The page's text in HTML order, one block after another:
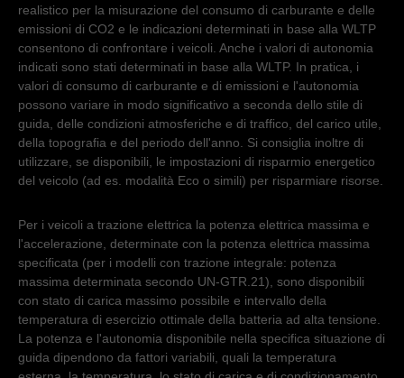
realistico per la misurazione del consumo di carburante e delle
emissioni di CO2 e le indicazioni determinati in base alla WLTP
consentono di confrontare i veicoli. Anche i valori di autonomia
indicati sono stati determinati in base alla WLTP. In pratica, i
valori di consumo di carburante e di emissioni e l'autonomia
possono variare in modo significativo a seconda dello stile di
guida, delle condizioni atmosferiche e di traffico, del carico utile,
della topografia e del periodo dell'anno. Si consiglia inoltre di
utilizzare, se disponibili, le impostazioni di risparmio energetico
del veicolo (ad es. modalità Eco o simili) per risparmiare risorse.
Per i veicoli a trazione elettrica la potenza elettrica massima e
l'accelerazione, determinate con la potenza elettrica massima
specificata (per i modelli con trazione integrale: potenza
massima determinata secondo UN-GTR.21), sono disponibili
con stato di carica massimo possibile e intervallo della
temperatura di esercizio ottimale della batteria ad alta tensione.
La potenza e l'autonomia disponibile nella specifica situazione di
guida dipendono da fattori variabili, quali la temperatura